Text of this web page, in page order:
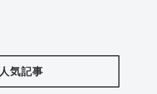
人気記事